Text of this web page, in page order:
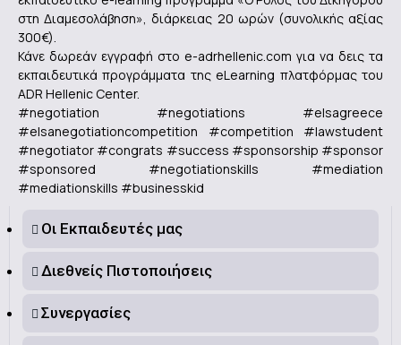
στη Διαμεσολάβηση», διάρκειας 20 ωρών (συνολικής αξίας
300€).
Κάνε δωρεάν εγγραφή στο e-adrhellenic.com για να δεις τα
εκπαιδευτικά προγράμματα της eLearning πλατφόρμας του
ADR Hellenic Center.
#negotiation #negotiations #elsagreece
#elsanegotiationcompetition #competition #lawstudent
#negotiator #congrats #success #sponsorship #sponsor
#sponsored #negotiationskills #mediation
#mediationskills #businesskid
Οι Εκπαιδευτές μας
Διεθνείς Πιστοποιήσεις
Συνεργασίες